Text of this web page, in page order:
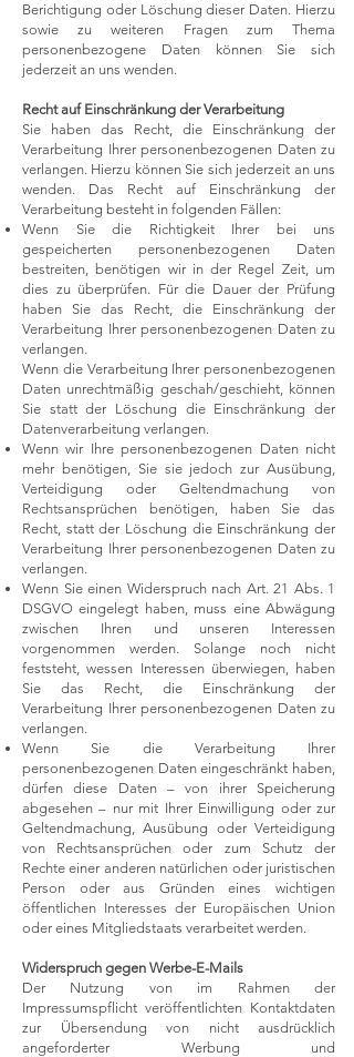
Berichtigung oder Löschung dieser Daten. Hierzu
sowie zu weiteren Fragen zum Thema
personenbezogene Daten können Sie sich
jederzeit an uns wenden.
Recht auf Einschränkung der Verarbeitung
Sie haben das Recht, die Einschränkung der
Verarbeitung Ihrer personenbezogenen Daten zu
verlangen. Hierzu können Sie sich jederzeit an uns
wenden. Das Recht auf Einschränkung der
Verarbeitung besteht in folgenden Fällen:
Wenn Sie die Richtigkeit Ihrer bei uns
gespeicherten personenbezogenen Daten
bestreiten, benötigen wir in der Regel Zeit, um
dies zu überprüfen. Für die Dauer der Prüfung
haben Sie das Recht, die Einschränkung der
Verarbeitung Ihrer personenbezogenen Daten zu
verlangen.
Wenn die Verarbeitung Ihrer personenbezogenen
Daten unrechtmäßig geschah/geschieht, können
Sie statt der Löschung die Einschränkung der
Datenverarbeitung verlangen.
Wenn wir Ihre personenbezogenen Daten nicht
mehr benötigen, Sie sie jedoch zur Ausübung,
Verteidigung oder Geltendmachung von
Rechtsansprüchen benötigen, haben Sie das
Recht, statt der Löschung die Einschränkung der
Verarbeitung Ihrer personenbezogenen Daten zu
verlangen.
Wenn Sie einen Widerspruch nach Art. 21 Abs. 1
DSGVO eingelegt haben, muss eine Abwägung
zwischen Ihren und unseren Interessen
vorgenommen werden. Solange noch nicht
feststeht, wessen Interessen überwiegen, haben
Sie das Recht, die Einschränkung der
Verarbeitung Ihrer personenbezogenen Daten zu
verlangen.
Wenn Sie die Verarbeitung Ihrer
personenbezogenen Daten eingeschränkt haben,
dürfen diese Daten – von ihrer Speicherung
abgesehen – nur mit Ihrer Einwilligung oder zur
Geltendmachung, Ausübung oder Verteidigung
von Rechtsansprüchen oder zum Schutz der
Rechte einer anderen natürlichen oder juristischen
Person oder aus Gründen eines wichtigen
öffentlichen Interesses der Europäischen Union
oder eines Mitgliedstaats verarbeitet werden.
Widerspruch gegen Werbe-E-Mails
Der Nutzung von im Rahmen der
Impressumspflicht veröffentlichten Kontaktdaten
zur Übersendung von nicht ausdrücklich
angeforderter Werbung und